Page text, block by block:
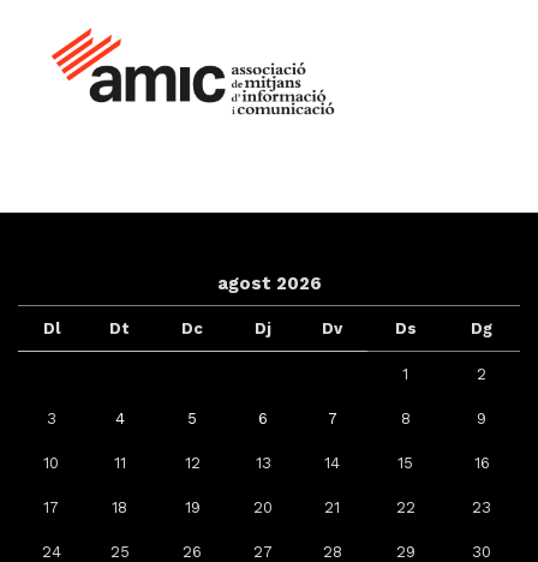
agost 2026
Dl Dt Dc Dj Dv Ds Dg
1 2
3 4 5 6 7 8 9
10 11 12 13 14 15 16
17 18 19 20 21 22 23
24 25 26 27 28 29 30